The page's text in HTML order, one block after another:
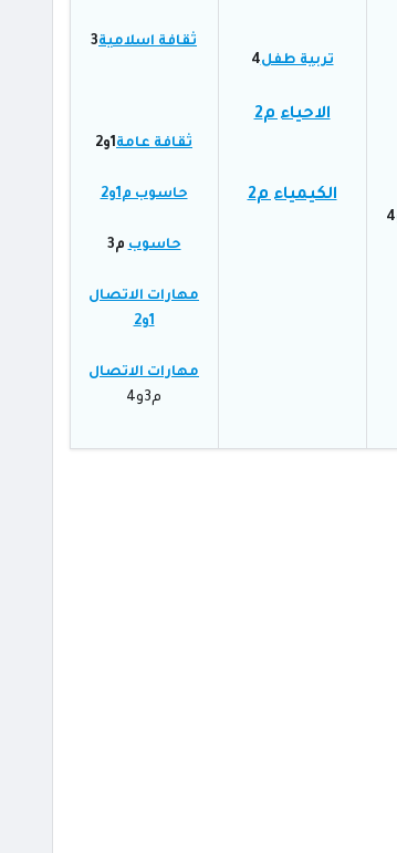
تربية طفل4
الاحياء م2
الكيمياء م2
ثقافة اسلامية3
ثقافة عامة1و2
حاسوب م1و2
حاسوبم3
مهارات الاتصال
1و2
مهارات الاتصال
م3و4